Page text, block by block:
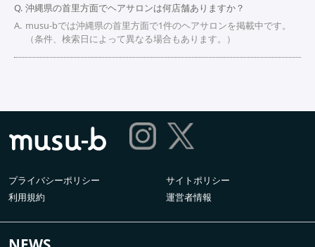
沖縄県の首里方面でヘアサロンは何店舗ありますか？
musu-bでは沖縄県の首里方面で1件のヘアサロンを掲載中です。
（条件、検索日によって異なる場合もあります。）
プライバシーポリシー
サイトポリシー
利用規約
運営者情報